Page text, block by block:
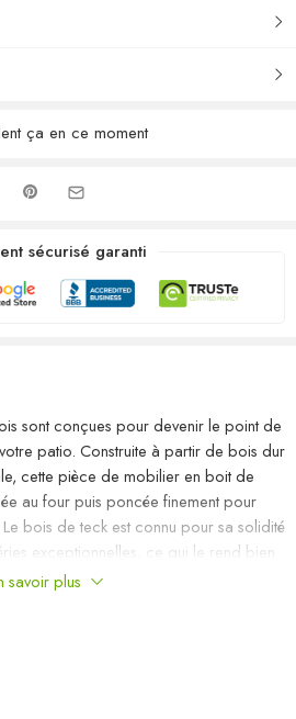
ça en ce moment
sécurisé garanti
sont conçues pour devenir le point de
patio. Construite à partir de bois dur
cette pièce de mobilier en boit de
au four puis poncée finement pour
bois de teck est connu pour sa solidité
exceptionnelles, ce qui le rend bien
jardin que tout autre type de bois. Le
acier inoxydable de haute qualité les
supplément pratique ; il a une fonction
savoir plus